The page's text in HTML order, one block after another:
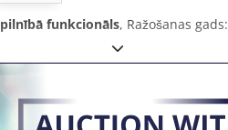
pilnībā funkcionāls, Ražošanas gads: